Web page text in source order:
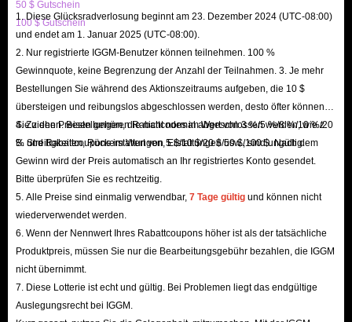
Wenn Sie also Interesse haben, zögern Sie nicht, daran teilzunehmen!
F: Sind die auf IGGM angebotenen Dying Light: The Beast-
Waffen vertrauenswürdig?
A: Der Preis ist nur ein Faktor, den die meisten Spieler bei der Auswahl
des besten Shops berücksichtigen; ehrliches Kundenfeedback ist oft der
wichtigste Faktor.
Spieleartikeln tätig und haben uns das Vertrauen und die Anerkennung
unzähliger Spieler verdient. IGGM hat bereits Tausende von 5-Sterne-
Bewertungen auf Trustpilot und Google Play gesammelt. Unsere 4,8-
Bewertung und 145.000 Nutzerbewertungen (95 % davon 5 Sterne) zeugen
Dying Light: The Beast-Artikel kaufen können, ist IGGM Ihre beste Wahl!
F: Ist der Kauf von Dying Light: The Beast-Artikeln auf IGGM
50 $ Gutschein
100 $ Gutschein
1. Diese Glücksradverlosung beginnt am 23. Dezember 2024 (UTC-08:00)
und endet am 1. Januar 2025 (UTC-08:00).
2. Nur registrierte IGGM-Benutzer können teilnehmen. 100 %
Gewinnquote, keine Begrenzung der Anzahl der Teilnahmen. 3. Je mehr
Bestellungen Sie während des Aktionszeitraums aufgeben, die 10 $
übersteigen und reibungslos abgeschlossen werden, desto öfter können
Sie ziehen. Bestellungen, die nicht normal abgeschlossen werden, wie z.
B. Streitigkeiten, Rückerstattungen, Erstattungen usw., sind ungültig.
4. Zu den Preisen gehören Rabattcodes im Wert von 3 %/5 %/8 %/10 %/20
% und Rabattcoupons im Wert von 5 $/10 $/20 $/50 $/100 $. Nach dem
Gewinn wird der Preis automatisch an Ihr registriertes Konto gesendet.
Bitte überprüfen Sie es rechtzeitig.
5. Alle Preise sind einmalig verwendbar, 7 Tage gültig und können nicht
wiederverwendet werden.
6. Wenn der Nennwert Ihres Rabattcoupons höher ist als der tatsächliche
Produktpreis, müssen Sie nur die Bearbeitungsgebühr bezahlen, die IGGM
nicht übernimmt.
7. Diese Lotterie ist echt und gültig. Bei Problemen liegt das endgültige
Auslegungsrecht bei IGGM.